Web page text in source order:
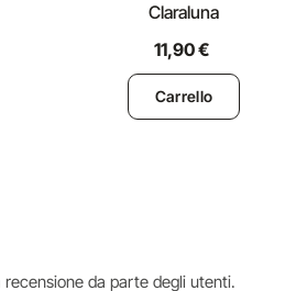
Claraluna
11,90 €
Carrello
recensione da parte degli utenti.